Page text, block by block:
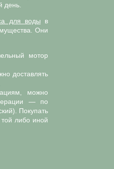
день.
для воды в
Они
мотор
доставлять
можно
— по
Покупать
либо иной